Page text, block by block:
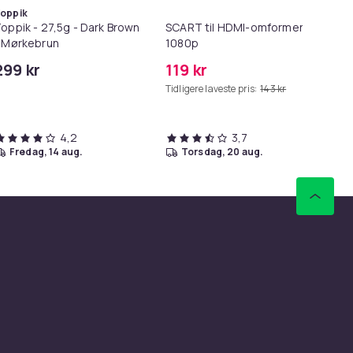
- 27,5g - Dark Brown
kr
4,2
fredag, 14 aug.
SCART til HDMI-omformer
1080p
119 kr
Tidligere laveste pris: 143 kr
3,7
torsdag, 20 aug.